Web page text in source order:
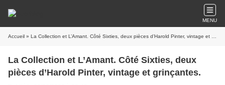
MENU
Accueil » La Collection et L’Amant. Côté Sixties, deux pièces d’Harold Pinter, vintage et grinçantes.
La Collection et L’Amant. Côté Sixties, deux
pièces d’Harold Pinter, vintage et grinçantes.